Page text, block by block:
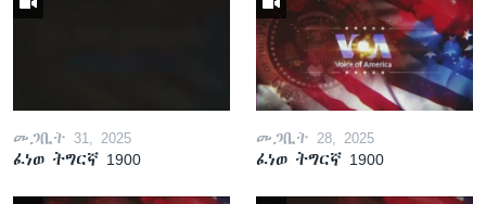
መጋቢት 31, 2025
ፈነወ ትግርኛ 1900
መጋቢት 28, 2025
ፈነወ ትግርኛ 1900